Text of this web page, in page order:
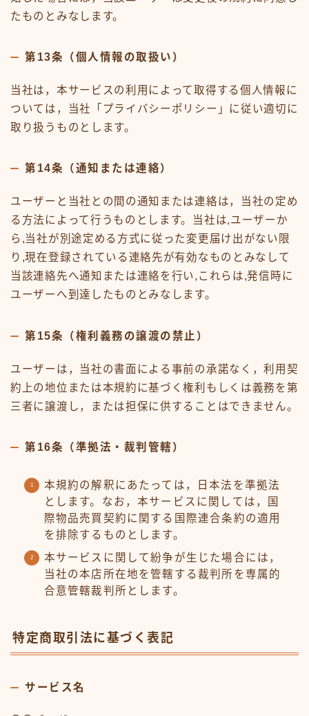
たものとみなします。
第13条（個人情報の取扱い）
当社は，本サービスの利用によって取得する個人情報に
ついては，当社「プライバシーポリシー」に従い適切に
取り扱うものとします。
第14条（通知または連絡）
ユーザーと当社との間の通知または連絡は，当社の定め
る方法によって行うものとします。当社は,ユーザーか
ら,当社が別途定める方式に従った変更届け出がない限
り,現在登録されている連絡先が有効なものとみなして
当該連絡先へ通知または連絡を行い,これらは,発信時に
ユーザーへ到達したものとみなします。
第15条（権利義務の譲渡の禁止）
ユーザーは，当社の書面による事前の承諾なく，利用契
約上の地位または本規約に基づく権利もしくは義務を第
三者に譲渡し，または担保に供することはできません。
第16条（準拠法・裁判管轄）
本規約の解釈にあたっては，日本法を準拠法
とします。なお，本サービスに関しては，国
際物品売買契約に関する国際連合条約の適用
を排除するものとします。
本サービスに関して紛争が生じた場合には，
当社の本店所在地を管轄する裁判所を専属的
合意管轄裁判所とします。
特定商取引法に基づく表記
サービス名